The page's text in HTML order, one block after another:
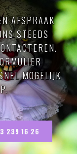
AFSPRAAK
STEEDS
MOGELIJK
239 16 26